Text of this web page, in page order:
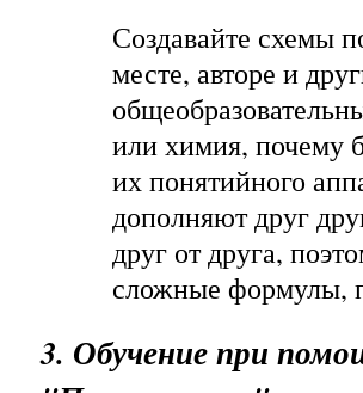
Создавайте схемы
месте, авторе и
или химия, почему
их понятийного
дополняют друг
друг от друга,
сложные формулы,
3. Обучение при